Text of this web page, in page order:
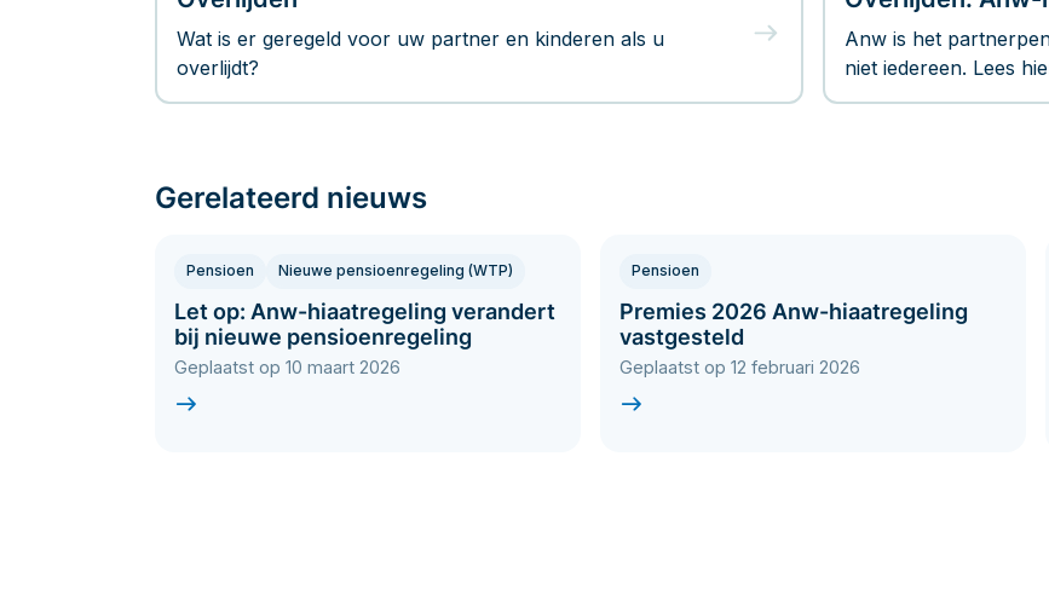
Wat is er geregeld voor uw partner en kinderen als u
overlijdt?
Anw is het
niet iedereen. Lees
Gerelateerd nieuws
Pensioen Nieuwe pensioenregeling (WTP)
Let op: Anw-hiaatregeling verandert
bij nieuwe pensioenregeling
Geplaatst op 10 maart 2026
Pensioen
Premies 2026 Anw-hiaatregeling
vastgesteld
Geplaatst op 12 februari 2026